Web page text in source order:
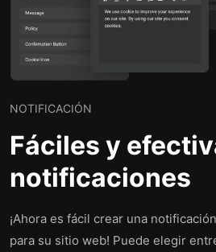
NOTIFICACIÓN
Fáciles y
notificaciones
¡Ahora es fácil crear una
para su sitio web! Puede elegir